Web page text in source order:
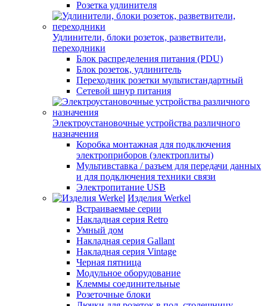
Розетка удлинителя
Удлинители, блоки розеток, разветвители,
переходники
Блок распределения питания (PDU)
Блок розеток, удлинитель
Переходник розетки мультистандартный
Сетевой шнур питания
Электроустановочные устройства различного
назначения
Коробка монтажная для подключения
электроприборов (электроплиты)
Мультивставка / разъем для передачи данных
и для подключения техники связи
Электропитание USB
Изделия Werkel
Встраиваемые серии
Накладная серия Retro
Умный дом
Накладная серия Gallant
Накладная серия Vintage
Черная пятница
Модульное оборудование
Клеммы соединительные
Розеточные блоки